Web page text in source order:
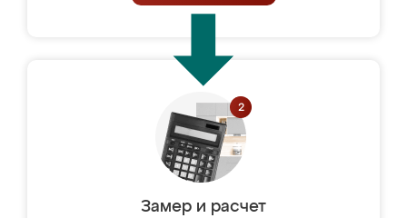
Замер и расчет